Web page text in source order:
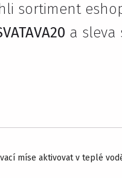
sortiment
a sleva
míse aktivovat v teplé